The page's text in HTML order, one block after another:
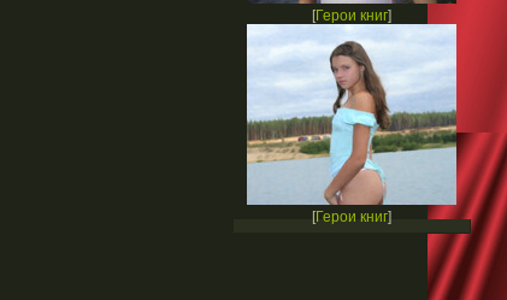
[Герои книг]
[Герои книг]